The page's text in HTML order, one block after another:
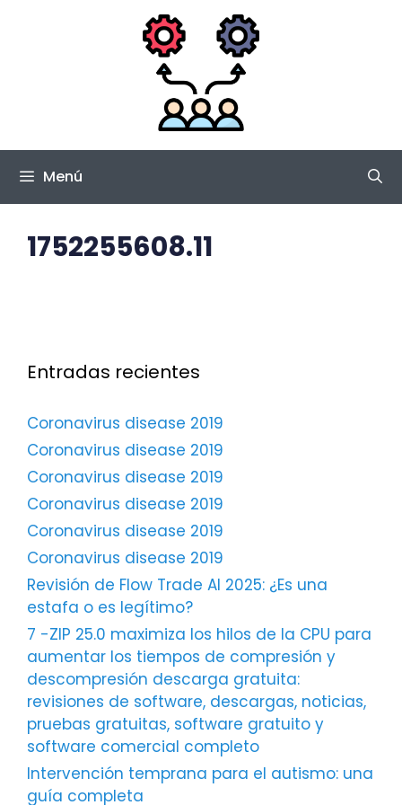
Menú
1752255608.11
Entradas recientes
Coronavirus disease 2019
Coronavirus disease 2019
Coronavirus disease 2019
Coronavirus disease 2019
Coronavirus disease 2019
Coronavirus disease 2019
Revisión de Flow Trade AI 2025: ¿Es una
estafa o es legítimo?
7 -ZIP 25.0 maximiza los hilos de la CPU para
aumentar los tiempos de compresión y
descompresión descarga gratuita:
revisiones de software, descargas, noticias,
pruebas gratuitas, software gratuito y
software comercial completo
Intervención temprana para el autismo: una
guía completa